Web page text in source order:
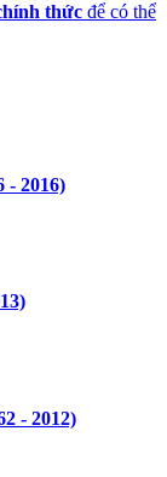
thức để có thể
- 2016)
- 2012)